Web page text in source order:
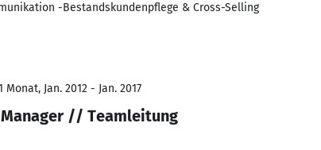
-Bestandskundenpflege & Cross-Selling
Monat, Jan. 2012 - Jan. 2017
// Teamleitung